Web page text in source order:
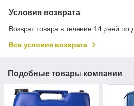
Условия возврата
Возврат товара в течение 14 дней по
Все условия возврата
Подобные товары компании